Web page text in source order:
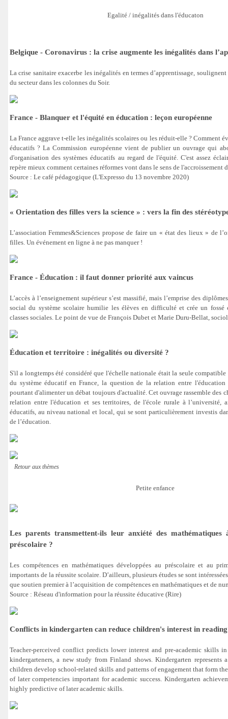
Egalité / inégalités dans l'éducaton
Belgique - Coronavirus : la crise augmente les inégalités dans
La crise sanitaire exacerbe les inégalités en termes d’apprentissage,
du secteur dans les colonnes du Soir.
France - Blanquer et l'équité en éducation : leçon européenne
La France aggrave t-elle les inégalités scolaires ou les réduit-elle ? Comment
éducatifs ? La Commission européenne vient de publier un ouvrage qui
d'organisation des systèmes éducatifs au regard de l'équité. C'est assez
repère mieux comment certaines réformes vont dans le sens de l'accroissement
Source : Le café pédagogique (L'Expresso du 13 novembre 2020)
« Orientation des filles vers la science » : vers la fin des
L’association Femmes&Sciences propose de faire un « état des lieux » de
filles. Un événement en ligne à ne pas manquer !
France - Éducation : il faut donner priorité aux vaincus
L’accès à l’enseignement supérieur s’est massifié, mais l’emprise des
social du système scolaire humilie les élèves en difficulté et crée un
classes sociales. Le point de vue de François Dubet et Marie Duru-Bellat,
Éducation et territoire : inégalités ou diversité ?
S'il a longtemps été considéré que l'échelle nationale était la seule
du système éducatif en France, la question de la relation entre
pourtant d'alimenter un débat toujours d'actualité. Cet ouvrage rassemble des
relation entre l'éducation et ses territoires, de l'école rurale à l’université,
éducatifs, au niveau national et local, qui se sont particulièrement investis
de l’éducation.
Retour aux thèmes
Petite enfance
Les parents transmettent-ils leur anxiété des mathématiques
préscolaire ?
Les compétences en mathématiques développées au préscolaire et au
importants de la réussite scolaire. D’ailleurs, plusieurs études se sont
que soutien premier à l’acquisition de compétences en mathématiques et de
Source : Réseau d'information pour la réussite éducative (Rire)
Conflicts in kindergarten can reduce children's interest in
Teacher-perceived conflict predicts lower interest and pre-academic skills
kindergarteners, a new study from Finland shows.Kindergarten
children develop school-related skills and patterns of engagement that form
of later competencies important for academic success. Kindergarten
highly predictive of later academic skills.